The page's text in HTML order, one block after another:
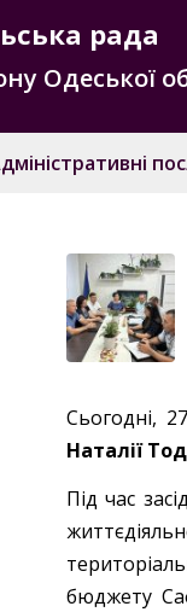
рада
Одеської
Сьогодні,
Наталії
Під час
бюджету